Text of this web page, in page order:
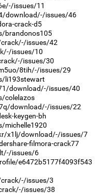
issues/11
download/-/issues/46
crack-d5
brandonos105
issues/42
issues/10
issues/30
8tih/-/issues/29
li193stewart
download/-/issues/40
colelazos
download/-/issues/22
keygen-bh
michelle1920
x1lj/download/-/issues/7
filmora-crack77
issues/6
e6472b5177f4093f543
issues/3
issues/38